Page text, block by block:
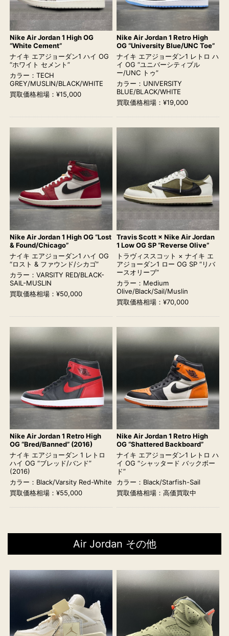
Nike Air Jordan 1 High OG
“White Cement”
ナイキ エアジョーダン1 ハイ OG
“ホワイト セメント”
カラー：TECH
GREY/MUSLIN/BLACK/WHITE
買取価格相場：¥15,000
Nike Air Jordan 1 Retro High
OG “University Blue/UNC Toe”
ナイキ エアジョーダン1 レトロ ハ
イ OG “ユニバーシティブル
ー/UNC トゥ”
カラー：UNIVERSITY
BLUE/BLACK/WHITE
買取価格相場：¥19,000
Nike Air Jordan 1 High OG “Lost
& Found/Chicago”
ナイキ エアジョーダン1 ハイ OG
“ロスト & ファウンド/シカゴ”
カラー：VARSITY RED/BLACK-
SAIL-MUSLIN
買取価格相場：¥50,000
Travis Scott × Nike Air Jordan
1 Low OG SP “Reverse Olive”
トラヴィススコット × ナイキ エ
アジョーダン1 ロー OG SP “リバ
ースオリーブ”
カラー：Medium
Olive/Black/Sail/Muslin
買取価格相場：¥70,000
Nike Air Jordan 1 Retro High
OG “Bred/Banned” (2016)
ナイキ エアジョーダン 1 レトロ
ハイ OG “ブレッド/バンド”
(2016)
カラー：Black/Varsity Red-White
買取価格相場：¥55,000
Nike Air Jordan 1 Retro High
OG “Shattered Backboard”
ナイキ エアジョーダン1 レトロ ハ
イ OG “シャッタード バックボー
ド”
カラー：Black/Starfish-Sail
買取価格相場：高価買取中
Air Jordan その他